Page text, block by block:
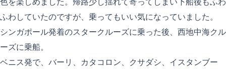
ふわしていたのですが、乗ってもいい気になっていました。
シンガポール発着のスタークルーズに乗った後、西地中海クル
ーズに乗船。
ベニス発で、バーリ、カタコロン、クサダシ、イスタンブー